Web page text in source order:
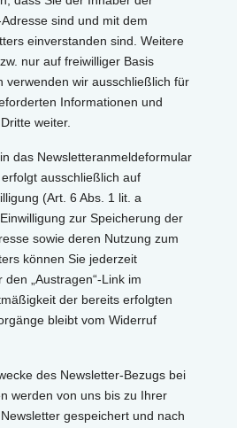
sind und mit dem
einverstanden sind. Weitere
nur auf freiwilliger Basis
verwenden wir ausschließlich für
Informationen und
weiter.
das Newsletteranmeldeformular
ausschließlich auf
(Art. 6 Abs. 1 lit. a
zur Speicherung der
sowie deren Nutzung zum
können Sie jederzeit
„Austragen“-Link im
der bereits erfolgten
bleibt vom Widerruf
des Newsletter-Bezugs bei
werden von uns bis zu Ihrer
gespeichert und nach